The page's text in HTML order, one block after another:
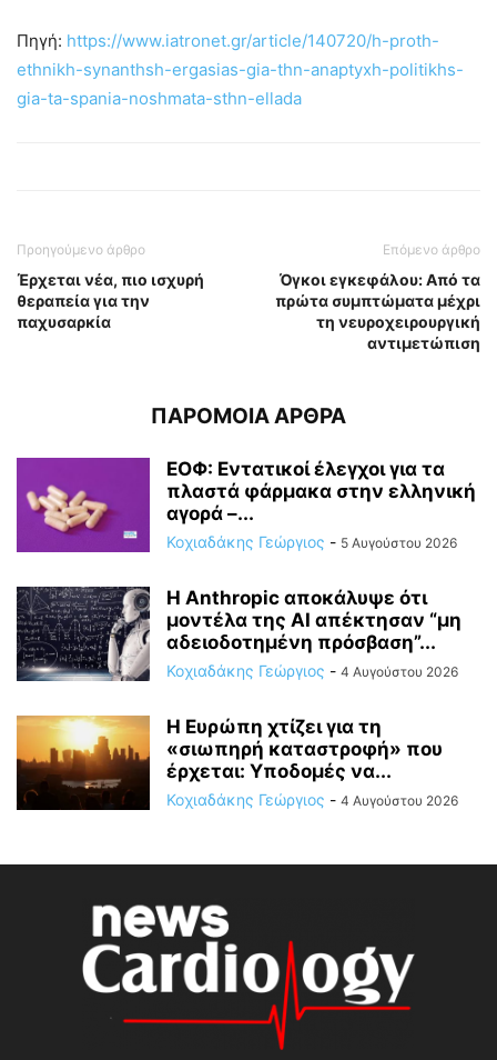
Πηγή: https://www.iatronet.gr/article/140720/h-proth-
ethnikh-synanthsh-ergasias-gia-thn-anaptyxh-politikhs-
gia-ta-spania-noshmata-sthn-ellada
Προηγούμενο άρθρο
Έρχεται νέα, πιο ισχυρή
θεραπεία για την
παχυσαρκία
Επόμενο άρθρο
Όγκοι εγκεφάλου: Από τα
πρώτα συμπτώματα μέχρι
τη νευροχειρουργική
αντιμετώπιση
ΠΑΡΟΜΟΙΑ ΑΡΘΡΑ
ΕΟΦ: Εντατικοί έλεγχοι για τα
πλαστά φάρμακα στην ελληνική
αγορά –...
Κοχιαδάκης Γεώργιος - 5 Αυγούστου 2026
Η Anthropic αποκάλυψε ότι
μοντέλα της AI απέκτησαν “μη
αδειοδοτημένη πρόσβαση”...
Κοχιαδάκης Γεώργιος - 4 Αυγούστου 2026
Η Ευρώπη χτίζει για τη
«σιωπηρή καταστροφή» που
έρχεται: Υποδομές να...
Κοχιαδάκης Γεώργιος - 4 Αυγούστου 2026